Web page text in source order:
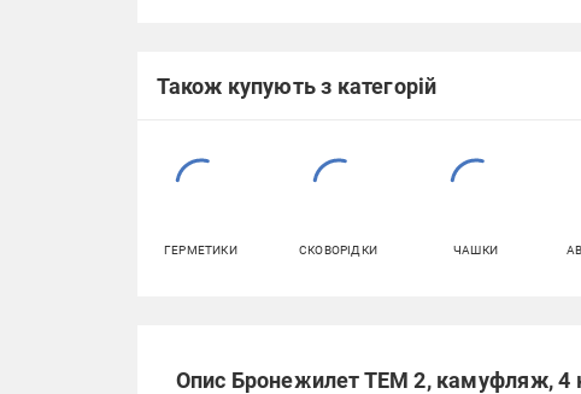
Також купують з категорій
ГЕРМЕТИКИ СКОВОРІДКИ ЧАШКИ
Опис Бронежилет ТЕМ 2, камуфляж, 4